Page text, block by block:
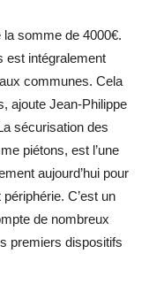
somme de 4000€.
est intégralement
communes. Cela
ajoute Jean-Philippe
sécurisation des
piétons, est l’une
aujourd’hui pour
C’est un
de nombreux
premiers dispositifs